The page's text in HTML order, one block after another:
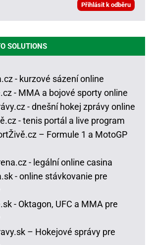
SOLUTIONS
- kurzové sázení online
- MMA a bojové sporty online
- dnešní hokej zprávy online
- tenis portál a live program
– Formule 1 a MotoGP
- legální online casina
- online stávkovanie pre
- Oktagon, UFC a MMA pre
– Hokejové správy pre